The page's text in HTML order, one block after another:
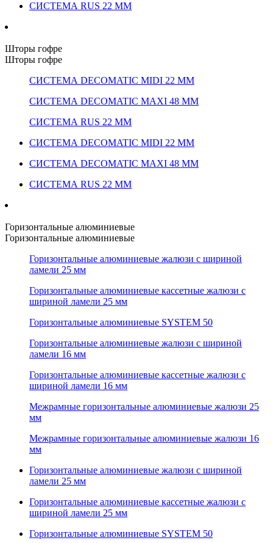
СИСТЕМА RUS 22 ММ
Шторы гофре
Шторы гофре
СИСТЕМА DECOMATIC MIDI 22 ММ
СИСТЕМА DECOMATIC MAXI 48 ММ
СИСТЕМА RUS 22 ММ
СИСТЕМА DECOMATIC MIDI 22 ММ
СИСТЕМА DECOMATIC MAXI 48 ММ
СИСТЕМА RUS 22 ММ
Горизонтальные алюминиевые
Горизонтальные алюминиевые
Горизонтальные алюминиевые жалюзи с шириной
ламели 25 мм
Горизонтальные алюминиевые кассетные жалюзи с
шириной ламели 25 мм
Горизонтальные алюминиевые SYSTEM 50
Горизонтальные алюминиевые жалюзи с шириной
ламели 16 мм
Горизонтальные алюминиевые кассетные жалюзи с
шириной ламели 16 мм
Межрамные горизонтальные алюминиевые жалюзи 25
мм
Межрамные горизонтальные алюминиевые жалюзи 16
мм
Горизонтальные алюминиевые жалюзи с шириной
ламели 25 мм
Горизонтальные алюминиевые кассетные жалюзи с
шириной ламели 25 мм
Горизонтальные алюминиевые SYSTEM 50